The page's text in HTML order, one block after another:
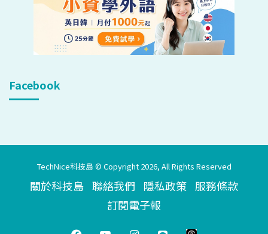
Facebook
TechNice科技島 © Copyright 2026, All Rights Reserved
關於科技島 聯絡我們 隱私政策 服務條款
訂閱電子報